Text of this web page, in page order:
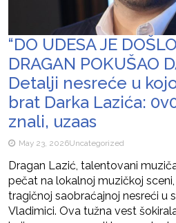
“DO UDESA JE
DRAGAN POKUŠAO
Detalji nesreće u
brat Darka Lazića:
znali, uzaas
May 23, 2026Uncategorized
Dragan Lazić, talentovani
pečat na lokalnoj muzičkoj
tragičnoj saobraćajnoj nesreći u
Vladimici. Ova tužna vest